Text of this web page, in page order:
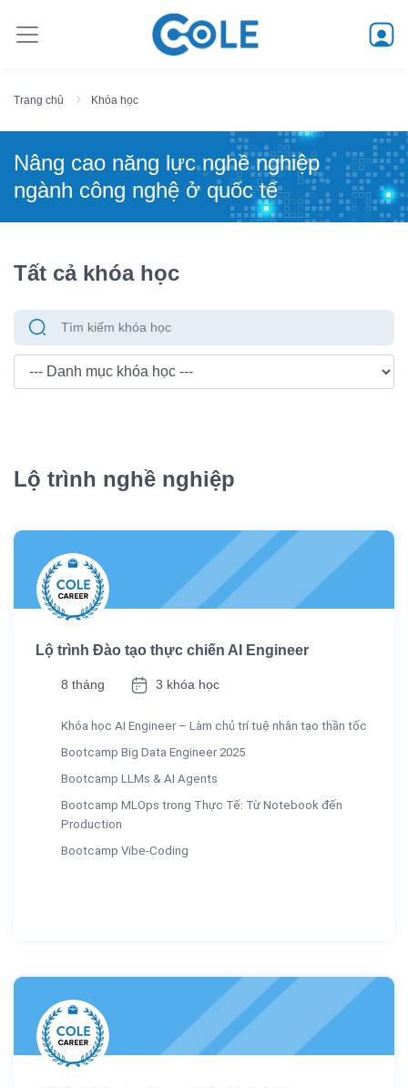
Trang chủ Khóa học
Nâng cao năng lực nghề nghiệp
ngành công nghệ ở quốc tế
Tất cả khóa học
Lộ trình nghề nghiệp
Lộ trình Đào tạo thực chiến AI Engineer
8 tháng 3 khóa học
Khóa học AI Engineer – Làm chủ trí tuệ nhân tạo thần tốc
Bootcamp Big Data Engineer 2025
Bootcamp LLMs & AI Agents
Bootcamp MLOps trong Thực Tế: Từ Notebook đến
Production
Bootcamp Vibe-Coding